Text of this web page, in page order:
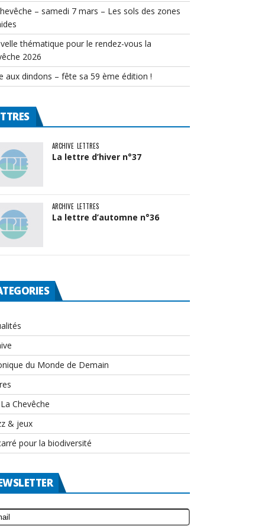
– samedi 7 mars – Les sols des zones
thématique pour le rendez-vous la
2026
aux dindons – fête sa 59 ème édition !
ARCHIVE LETTRES
La lettre d’hiver n°37
ARCHIVE LETTRES
La lettre d’automne n°36
du Monde de Demain
Chevêche
& jeux
pour la biodiversité